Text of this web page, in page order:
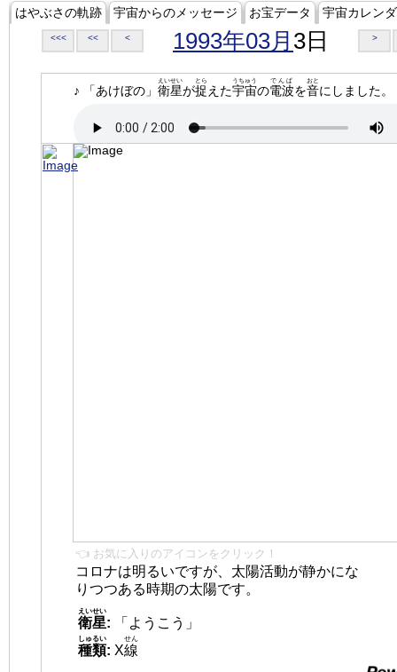
はやぶさの軌跡 宇宙からのメッセージ お宝データ 宇宙カレン
<<< << < 1993年03月 3日 >
♪ 「あけぼの」 衛星
えいせい
が捉
とら
えた宇宙
うちゅう
の電波
でんぱ
を音
おと
にしました。
👈 お気に入りのアイコンをクリック！
コロナは明るいですが、太陽活動が静かにな
りつつある時期の太陽です。
衛星
えいせい
:
「ようこう」
種類
しゅるい
: X線
せん